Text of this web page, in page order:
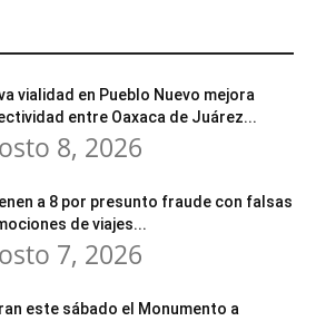
vialidad en Pueblo Nuevo mejora
entre Oaxaca de Juárez...
8, 2026
a 8 por presunto fraude con falsas
de viajes...
7, 2026
este sábado el Monumento a